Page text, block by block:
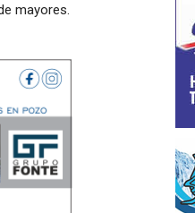
mayores.